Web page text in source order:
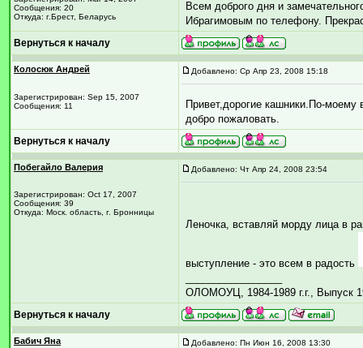
Сообщения: 20
Откуда: г.Брест, Беларусь
Всем доброго дня и
Ибрагимовым по телефону.
Вернуться к началу
Колосюк Андрей
Зарегистрирован: Sep 15, 2007
Сообщения: 11
Добавлено: Ср Апр 23, 2008 15:18
Привет,дорогие кашники.По-
добро пожаловать.
Вернуться к началу
Побегайло Валерия
Зарегистрирован: Oct 17, 2007
Сообщения: 39
Откуда: Моск. область, г. Бронницы
Добавлено: Чт Апр 24, 2008 23:54
Леночка, вставляй морду лица в
выступление - это всем в радость
ОЛОМОУЦ, 1984-1989 г.г., Выпуск
Вернуться к началу
Бабич Яна Добавлено: Пн Июн 16, 2008 13:30